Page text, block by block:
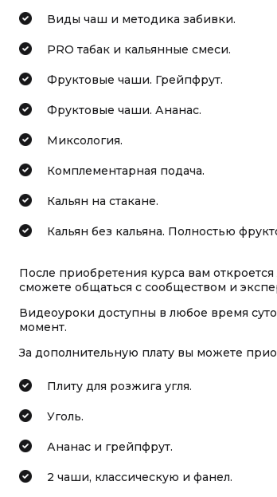
Виды чаш и методика забивки.
PRO табак и кальянные смеси.
Фруктовые чаши. Грейпфрут.
Фруктовые чаши. Ананас.
Миксология.
Комплементарная подача.
Кальян на стакане.
Кальян без кальяна. Полностью
После приобретения курса вам
сможете общаться с сообществом и
Видеоуроки доступны в любое время
момент.
За дополнительную плату вы можете
Плиту для розжига угля.
Уголь.
Ананас и грейпфрут.
2 чаши, классическую и фанел.